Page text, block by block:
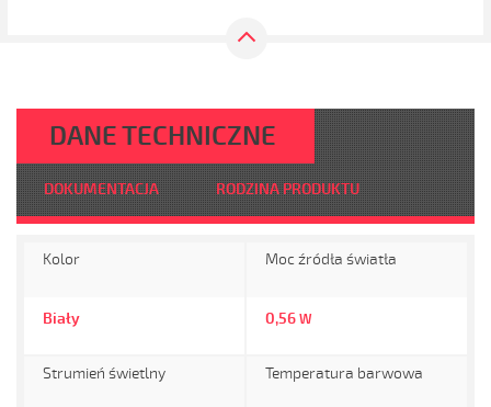
DANE TECHNICZNE
DOKUMENTACJA RODZINA PRODUKTU
Kolor
Biały
Moc źródła światła
0,56 W
Strumień świetlny Temperatura barwowa